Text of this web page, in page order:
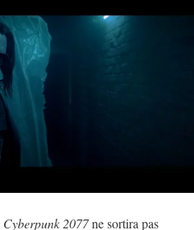
Cyberpunk 2077ne sortira pas